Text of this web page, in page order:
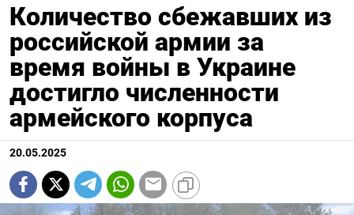
Количество сбежавших из
российской армии за
время войны в Украине
достигло численности
армейского корпуса
20.05.2025